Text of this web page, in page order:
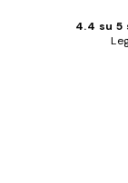
4.4 su 5